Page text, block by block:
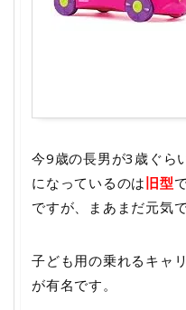
今9歳の長男が3歳ぐら
になっているのは旧型
ですが、まあまだ元気で
子ども用の乗れるキャ
が有名です。